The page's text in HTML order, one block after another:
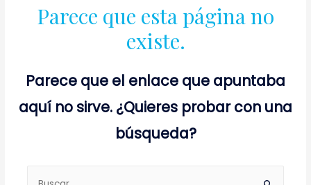
Parece que esta página no
existe.
Parece que el enlace que apuntaba
aquí no sirve. ¿Quieres probar con una
búsqueda?